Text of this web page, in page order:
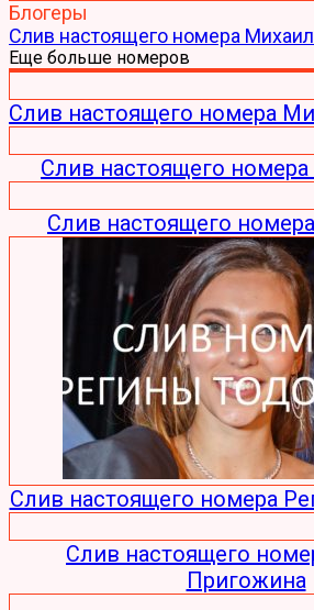
Блогеры
Слив настоящего номера
Еще больше номеров
Слив настоящего номера
Слив настоящего
Слив настоящего
Слив настоящего номера
Слив настоящего
Пригожина